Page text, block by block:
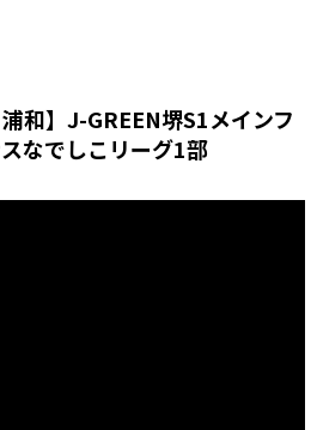
和】J-GREEN堺S1メインフ
なでしこリーグ1部